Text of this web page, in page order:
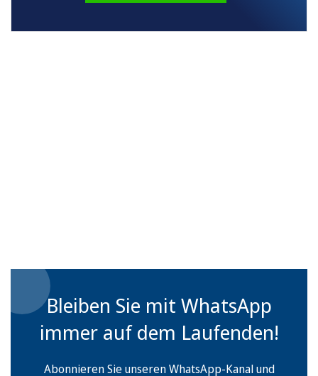
Bleiben Sie mit WhatsApp
immer auf dem Laufenden!
Abonnieren Sie unseren WhatsApp-Kanal und